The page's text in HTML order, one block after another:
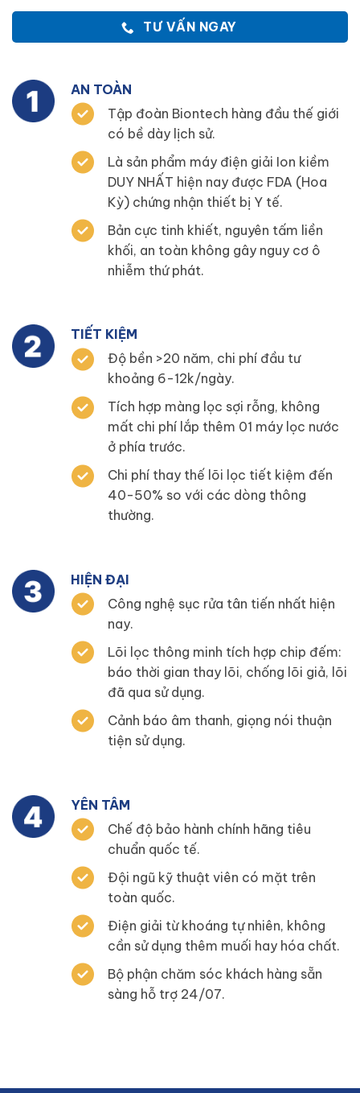
TƯ VẤN NGAY
AN TOÀN
Tập đoàn Biontech hàng đầu thế giới
có bề dày lịch sử.
Là sản phẩm máy điện giải Ion kiềm
DUY NHẤT hiện nay được FDA (Hoa
Kỳ) chứng nhận thiết bị Y tế.
Bản cực tinh khiết, nguyên tấm liền
khối, an toàn không gây nguy cơ ô
nhiễm thứ phát.
TIẾT KIỆM
Độ bền >20 năm, chi phí đầu tư
khoảng 6-12k/ngày.
Tích hợp màng lọc sợi rỗng, không
mất chi phí lắp thêm 01 máy lọc nước
ở phía trước.
Chi phí thay thế lõi lọc tiết kiệm đến
40-50% so với các dòng thông
thường.
HIỆN ĐẠI
Công nghệ sục rửa tân tiến nhất hiện
nay.
Lõi lọc thông minh tích hợp chip đếm:
báo thời gian thay lõi, chống lõi giả, lõi
đã qua sử dụng.
Cảnh báo âm thanh, giọng nói thuận
tiện sử dụng.
YÊN TÂM
Chế độ bảo hành chính hãng tiêu
chuẩn quốc tế.
Đội ngũ kỹ thuật viên có mặt trên
toàn quốc.
Điện giải từ khoáng tự nhiên, không
cần sử dụng thêm muối hay hóa chất.
Bộ phận chăm sóc khách hàng sẵn
sàng hỗ trợ 24/07.